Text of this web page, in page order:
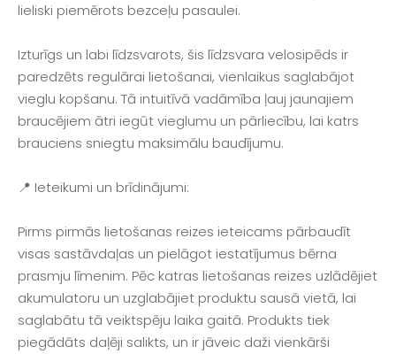
lieliski piemērots bezceļu pasaulei.
Izturīgs un labi līdzsvarots, šis līdzsvara velosipēds ir
paredzēts regulārai lietošanai, vienlaikus saglabājot
vieglu kopšanu. Tā intuitīvā vadāmība ļauj jaunajiem
braucējiem ātri iegūt vieglumu un pārliecību, lai katrs
brauciens sniegtu maksimālu baudījumu.
📍 Ieteikumi un brīdinājumi:
Pirms pirmās lietošanas reizes ieteicams pārbaudīt
visas sastāvdaļas un pielāgot iestatījumus bērna
prasmju līmenim. Pēc katras lietošanas reizes uzlādējiet
akumulatoru un uzglabājiet produktu sausā vietā, lai
saglabātu tā veiktspēju laika gaitā. Produkts tiek
piegādāts daļēji salikts, un ir jāveic daži vienkārši